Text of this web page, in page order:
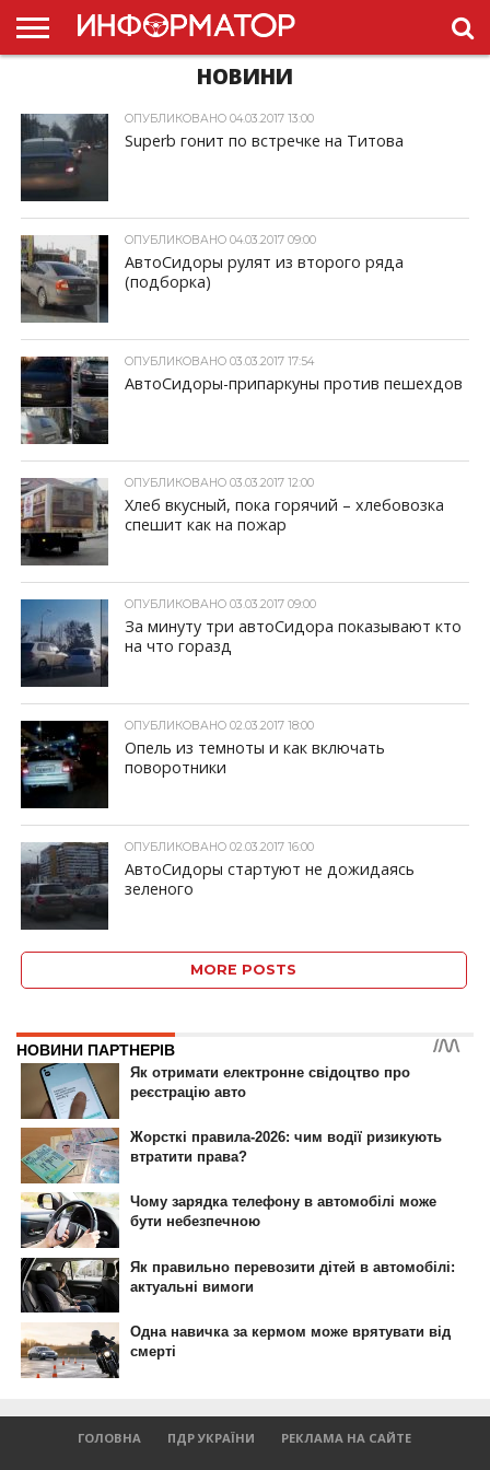
НОВИНИ
ОПУБЛИКОВАНО 04.03.2017 13:00
Superb гонит по встречке на Титова
ОПУБЛИКОВАНО 04.03.2017 09:00
АвтоСидоры рулят из второго ряда
(подборка)
ОПУБЛИКОВАНО 03.03.2017 17:54
АвтоСидоры-припаркуны против пешехдов
ОПУБЛИКОВАНО 03.03.2017 12:00
Хлеб вкусный, пока горячий – хлебовозка
спешит как на пожар
ОПУБЛИКОВАНО 03.03.2017 09:00
За минуту три автоСидора показывают кто
на что горазд
ОПУБЛИКОВАНО 02.03.2017 18:00
Опель из темноты и как включать
поворотники
ОПУБЛИКОВАНО 02.03.2017 16:00
АвтоСидоры стартуют не дожидаясь
зеленого
MORE POSTS
ГОЛОВНА ПДР УКРАЇНИ РЕКЛАМА НА САЙТЕ